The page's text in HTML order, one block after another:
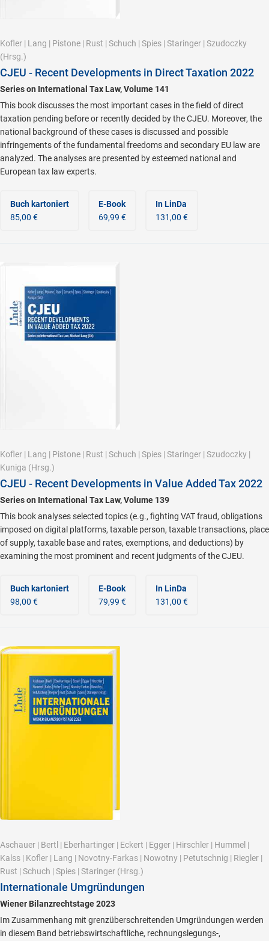
Kofler | Lang | Pistone | Rust | Schuch | Spies | Staringer | Szudoczky
(Hrsg.)
CJEU - Recent Developments in Direct Taxation 2022
Series on International Tax Law, Volume 141
This book discusses the most important cases in the field of direct
taxation pending before or recently decided by the CJEU. Moreover, the
national background of these cases is discussed and possible
infringements of the fundamental freedoms and secondary EU law are
analyzed. The analyses are presented by esteemed national and
European tax law experts.
Buch kartoniert
85,00 €
E-Book
69,99 €
In LinDa
131,00 €
Kofler | Lang | Pistone | Rust | Schuch | Spies | Staringer | Szudoczky |
Kuniga (Hrsg.)
CJEU - Recent Developments in Value Added Tax 2022
Series on International Tax Law, Volume 139
This book analyses selected topics (e.g., fighting VAT fraud, obligations
imposed on digital platforms, taxable person, taxable transactions, place
of supply, taxable base and rates, exemptions, and deductions) by
examining the most prominent and recent judgments of the CJEU.
Buch kartoniert
98,00 €
E-Book
79,99 €
In LinDa
131,00 €
Aschauer | Bertl | Eberhartinger | Eckert | Egger | Hirschler | Hummel |
Kalss | Kofler | Lang | Novotny-Farkas | Nowotny | Petutschnig | Riegler |
Rust | Schuch | Spies | Staringer (Hrsg.)
Internationale Umgründungen
Wiener Bilanzrechtstage 2023
Im Zusammenhang mit grenzüberschreitenden Umgründungen werden
in diesem Band betriebswirtschaftliche, rechnungslegungs-,